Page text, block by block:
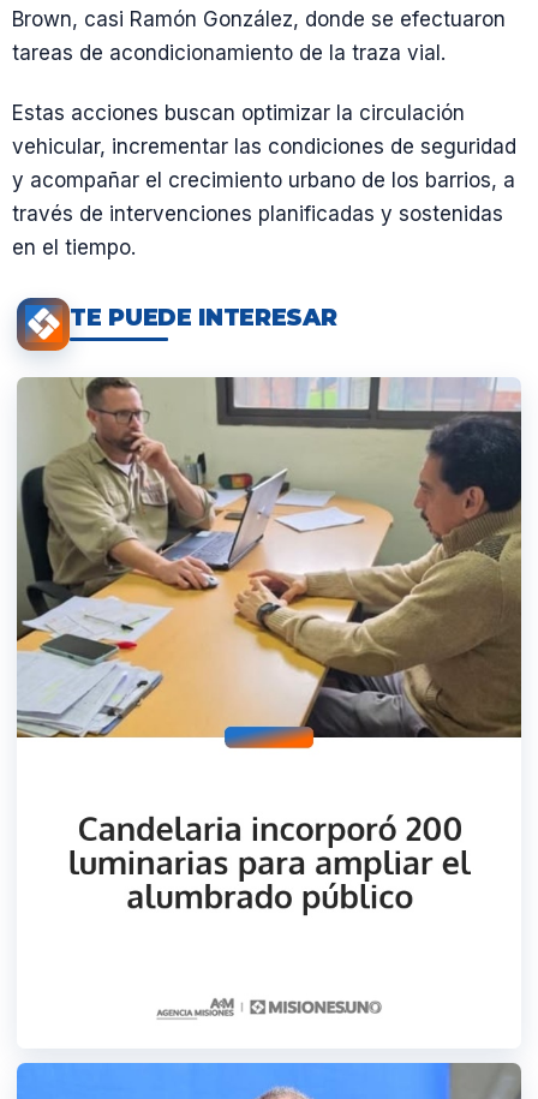
Brown, casi Ramón González, donde se efectuaron
tareas de acondicionamiento de la traza vial.
Estas acciones buscan optimizar la circulación
vehicular, incrementar las condiciones de seguridad
y acompañar el crecimiento urbano de los barrios, a
través de intervenciones planificadas y sostenidas
en el tiempo.
TE PUEDE INTERESAR